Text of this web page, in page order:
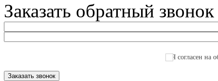
Заказать обратный звонок
Я согласен на